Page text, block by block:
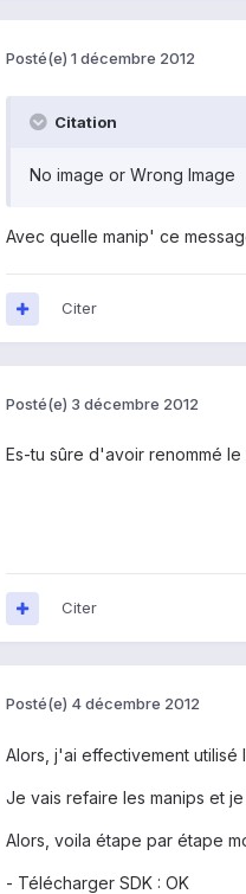
Posté(e) 1 décembre 2012
Citation
No image or Wrong Image
Avec quelle manip' ce
Citer
Posté(e) 3 décembre 2012
Es-tu sûre d'avoir renommé
Citer
Posté(e) 4 décembre 2012
Alors, j'ai effectivement
Je vais refaire les manips et
Alors, voila étape par étape
- Télécharger SDK : OK